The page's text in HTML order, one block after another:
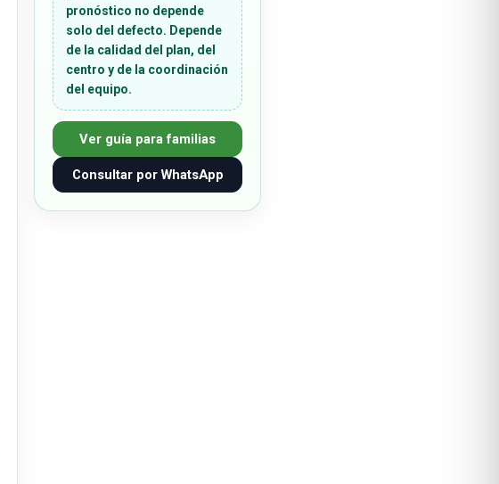
pronóstico no depende
solo del defecto. Depende
de la calidad del plan, del
centro y de la coordinación
del equipo.
Ver guía para familias
Consultar por WhatsApp